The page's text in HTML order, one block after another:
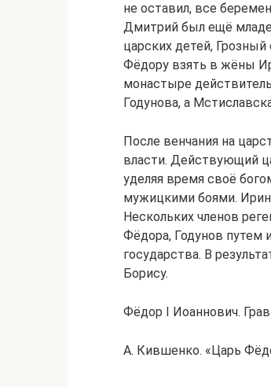
не оставил, все
Дмитрий был ещё
царских детей,
Фёдору взять в жёны
монастыре
Годунова, а
После венчания на
власти. Действующий
уделяя время своё
мужицкими боями.
Нескольких членов
Фёдора, Годунов путем
государства. В
Борису.
Фёдор I Иоаннович.
А. Кившенко. «Царь